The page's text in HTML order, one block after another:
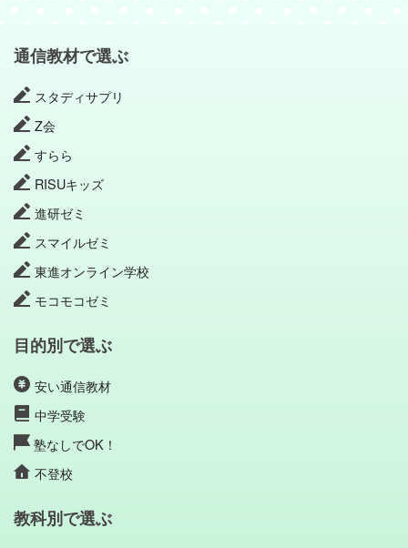
通信教材で選ぶ
スタディサプリ
Z会
すらら
RISUキッズ
進研ゼミ
スマイルゼミ
東進オンライン学校
モコモコゼミ
目的別で選ぶ
安い通信教材
中学受験
塾なしでOK！
不登校
教科別で選ぶ